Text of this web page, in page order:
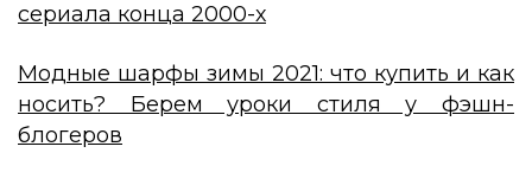
сериала конца 2000-х
Модные шарфы зимы 2021: что купить и как
носить? Берем уроки стиля у фэшн-
блогеров